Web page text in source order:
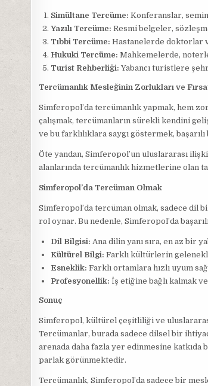
Simültane Tercüme: Konferanslar,
Yazılı Tercüme: Resmi belgeler,
Tıbbi Tercüme: Hastanelerde doktorlar
Hukuki Tercüme: Mahkemelerde,
Turist Rehberliği: Yabancı turistlere
Tercümanlık Mesleğinin Zorlukları ve
Simferopol’da tercümanlık yapmak, hem
çalışmak, tercümanların sürekli kendini
ve bu farklılıklara saygı göstermek,
Öte yandan, Simferopol’un uluslararası
alanlarında tercümanlık hizmetlerine olan
Simferopol’da Tercüman Olmak
Simferopol’da tercüman olmak, sadece dil
rol oynar. Bu nedenle, Simferopol’da
Dil Bilgisi: Ana dilin yanı sıra, en az bir
Kültürel Bilgi: Farklı kültürlerin
Esneklik: Farklı ortamlara hızlı uyum
Profesyonellik: İş etiğine bağlı kalmak
Sonuç
Simferopol, kültürel çeşitliliği ve
Tercümanlar, burada sadece dilsel bir
arenada daha fazla yer edinmesine
parlak görünmektedir.
Tercümanlık, Simferopol’da sadece bir